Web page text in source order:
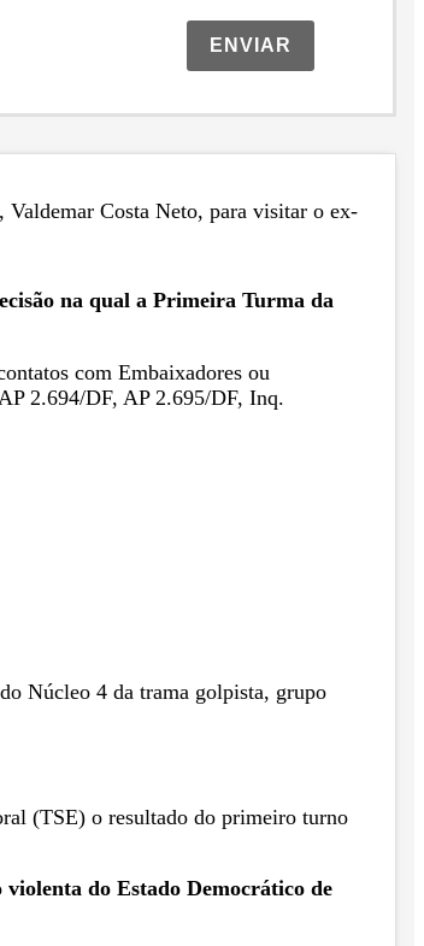
ENVIAR
Costa Neto, para visitar o ex-
na qual a Primeira Turma da
com Embaixadores ou
2.694/DF, AP 2.695/DF, Inq.
Núcleo 4 da trama golpista, grupo
(TSE) o resultado do primeiro turno
do Estado Democrático de